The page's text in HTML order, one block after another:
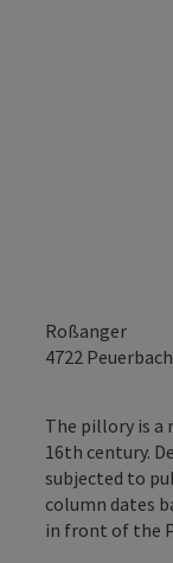
Roßanger
4722 Peuerbach
The pillory is a
16th century.
subjected to
column dates
in front of the